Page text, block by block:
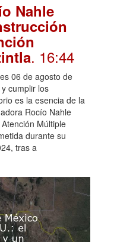
Nahle
. 16:44
06 de agosto de
cumplir los
es la esencia de la
Rocío Nahle
Múltiple
durante su
tras a